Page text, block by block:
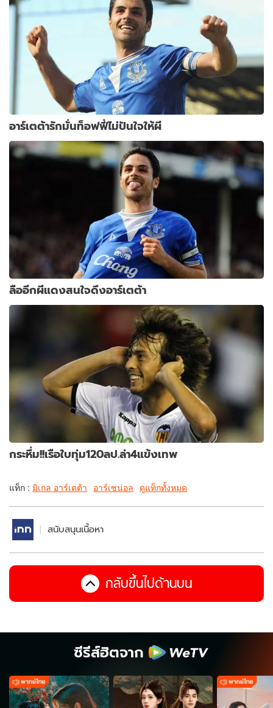
อาร์เตต้ารักมั่นท็อฟฟี่ไม่ปันใจให้ผี
ลืออีกผีแดงสนใจดึงอาร์เตต้า
กระหึ่ม!!เรือใบทุ่ม120ลป.ล่า4แข้งเทพ
แท็ก : มิเกล อาร์เตต้า อาร์เซน่อล ดูแท็กทั้งหมด
สนับสนุนเนื้อหา
กลับขึ้นไปด้านบน
ซีรีส์ฮิตจาก